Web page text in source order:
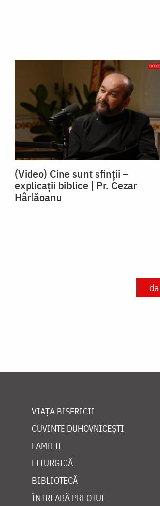
(Video) Cine sunt sfinții –
explicații biblice | Pr. Cezar
Hârlăoanu
VIAȚA BISERICII
CUVINTE DUHOVNICEȘTI
FAMILIE
LITURGICĂ
BIBLIOTECĂ
ÎNTREABĂ PREOTUL